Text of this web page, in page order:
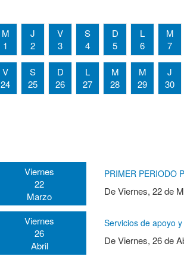
M
1
J
2
V
3
S
4
D
5
L
6
M
7
V
24
S
25
D
26
L
27
M
28
M
29
J
30
Viernes
22
Marzo
PRIMER PERIODO
DeViernes, 22 de
Viernes
26
Abril
Servicios de apoyo
DeViernes, 26 de